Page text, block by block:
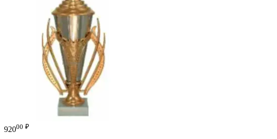
92000 ₽